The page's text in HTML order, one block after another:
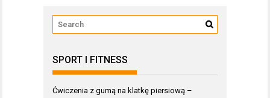
SPORT I FITNESS
Ćwiczenia z gumą na klatkę piersiową –